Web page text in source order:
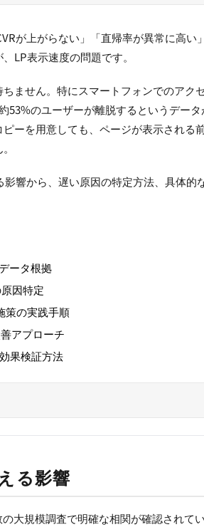
が上がらない」「直帰率が異常に高
LP表示速度の問題です。
ません。特にスマートフォンでのアク
53%のユーザーが離脱するというデー
ーを用意しても、ページが表示される
響から、遅い原因の特定方法、具体的
ータ根拠
因特定
策の実践手順
アプローチ
果検証方法
る影響
大規模調査で明確な相関が確認されて